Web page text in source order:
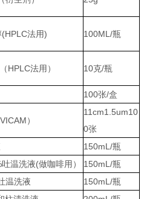
法用) 100ML/瓶
HPLC法用） 10克/瓶
100张/盒
）
11cm1.5um10
0张
150mL/瓶
温洗液(做咖啡用）
150mL/瓶
温洗液
150mL/瓶